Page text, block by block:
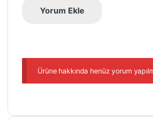
Ürüne hakkında henüz yorum